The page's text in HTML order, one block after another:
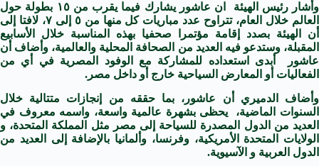
وأشار رئيس الهيئة ان عاشور يشارك فيما يقرب من ١٥ بطولة حول
العالم خلال العام، تتراوح عدد مباريات كل منها من ٥ إلى ٧، لافتا إلى
أن الهيئة بصدد إقامة مؤتمرا صحفيا بهذه المناسبة خلال الأسابيع
المقبلة، وستدعو فيه العديد من الصحافة المحلية والعالمية، وأضاف أن
عاشور أبدى استعداده للمشاركة مع الوفود المصرية في أي من
الفعاليات أو المعارض السياحية خارج أو داخل مصر.
وأضاف الدميري أن عاشور، بما حققه من إنجازات متتالية خلال
السنوات الماضية، يحظى بشهرة عالمية واسعة، واسمه معروف في
العديد من الدول المصدرة للسياحة إلى مصر مثل المملكة المتحدة، و
الولايات المتحدة الأمريكية، وفرنسا، وألمانيا بالإضافة إلى العديد من
الدول العربية و الآسيوية.